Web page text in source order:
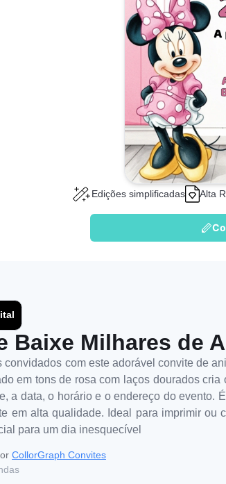
Edições simplificadas Alta
Baixe Milhares de
convidados com este adorável convite de
em tons de rosa com laços dourados
a data, o horário e o endereço do evento.
em alta qualidade. Ideal para imprimir ou
para um dia inesquecível
CollorGraph Convites